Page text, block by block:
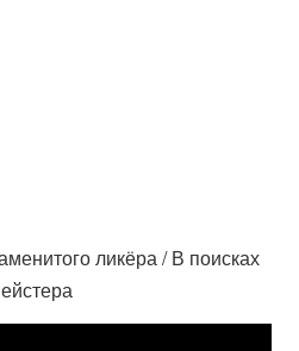
ликёра / В поисках